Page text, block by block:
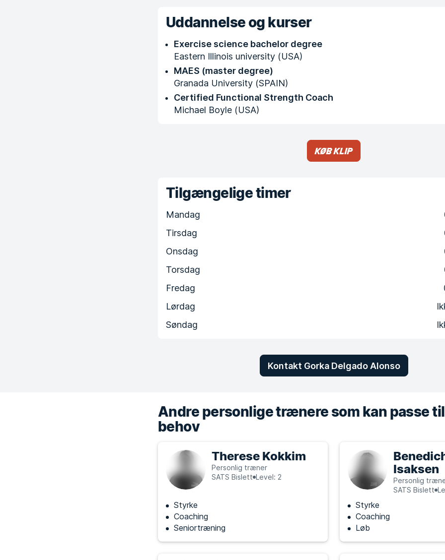
Uddannelse og kurser
Exercise science bachelor degree
Eastern Illinois university (USA)
MAES (master degree)
Granada University (SPAIN)
Certified Functional Strength Coach
Michael Boyle (USA)
Køb klip
Tilgængelige timer
Mandag
Tirsdag
Onsdag
Torsdag
Fredag
Lørdag
Søndag
Kontakt Gorka Delgado Alonso
Andre personlige trænere som kan passe
behov
Therese Kokkim
Personlig træner
SATS Bislett Level: 2
Styrke
Coaching
Seniortræning
Isaksen
Personlig
SATS Bislett
Styrke
Coaching
Løb